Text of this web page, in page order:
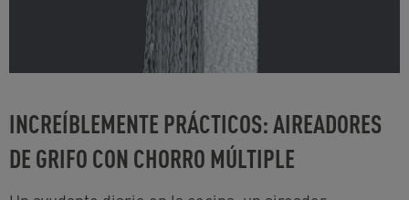
INCREÍBLEMENTE PRÁCTICOS: AIREADORES
DE GRIFO CON CHORRO MÚLTIPLE